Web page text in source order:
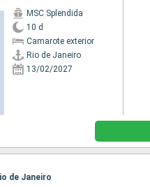
MSC Splendida
10 d
Camarote exterior
Rio de Janeiro
13/02/2027
de Janeiro